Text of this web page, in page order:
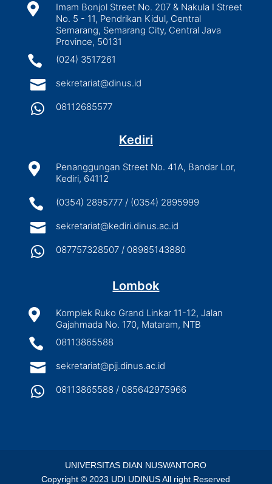

Imam Bonjol Street No. 207 & Nakula I Street
No. 5 - 11, Pendrikan Kidul, Central
Semarang, Semarang City, Central Java
Province, 50131
 (024) 3517261
 sekretariat@dinus.id
 08112685577
Kediri

Penanggungan Street No. 41A, Bandar Lor,
Kediri, 64112
 (0354) 2895777 / (0354) 2895999
 sekretariat@kediri.dinus.ac.id
 087757328507 / 08985143880
Lombok

Komplek Ruko Grand Linkar 11-12, Jalan
Gajahmada No. 170, Mataram, NTB
 08113865588
 sekretariat@pjj.dinus.ac.id
 08113865588 / 085642975966
UNIVERSITAS DIAN NUSWANTORO
Copyright © 2023 UDI UDINUS All right Reserved